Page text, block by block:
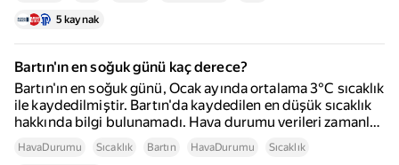
5 kaynak
Bartın'ın en soğuk günü kaç derece?
Bartın'ın en soğuk günü, Ocak ayında ortalama 3°C sıcaklık
ile kaydedilmiştir. Bartın'da kaydedilen en düşük sıcaklık
hakkında bilgi bulunamadı. Hava durumu verileri zamanla
değişebilir, güncel bilgiler için yerel hava durumu
raporlarına başvurulması önerilir.
HavaDurumu Sıcaklık Bartın HavaDurumu Sıcaklık